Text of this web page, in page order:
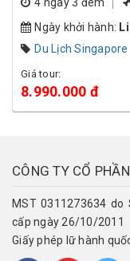
4 ngày 3 đêm
Ngày khởi hành:
Du Lịch Singapore
Giá tour:
8.990.000 đ
CÔNG TY CỔ
MST 0311273634 do
cấp ngày 26/10/2011
Giấy phép lữ hành